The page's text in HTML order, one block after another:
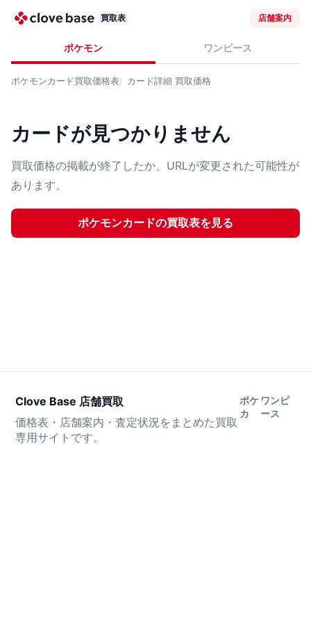
買取表 店舗案内
ポケモン ワンピース
ポケモンカード買取価格表 カード詳細 買取価格
カードが見つかりません
買取価格の掲載が終了したか、URLが変更された可能性が
あります。
ポケモンカードの買取表を見る
Clove Base 店舗買取
価格表・店舗案内・査定状況をまとめた買取
専用サイトです。
ポケ
カ
ワンピ
ース